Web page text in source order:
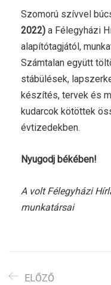
Szomorú szívvel
2022) a Félegyházi
alapítótagjától,
Számtalan együtt
stábülések,
készítés, tervek és
kudarcok kötöttek
évtizedekben.
Nyugodj békében!
A volt Félegyházi
munkatársai
ELŐZŐ